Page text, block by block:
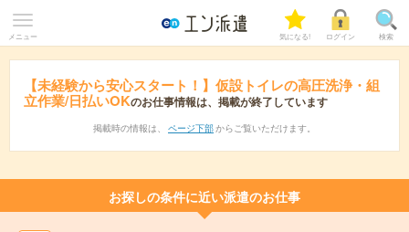
メニュー 気になる! ログイン 検索
【未経験から安心スタート！】仮設トイレの高圧洗浄・組
立作業/日払いOKのお仕事情報は、掲載が終了しています
掲載時の情報は、 ページ下部 からご覧いただけます。
お探しの条件に近い派遣のお仕事